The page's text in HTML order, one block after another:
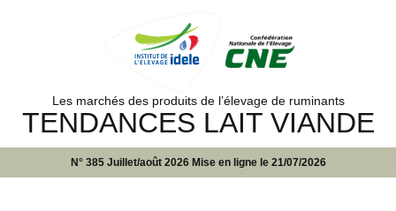
Les marchés des produits de l’élevage de ruminants
TENDANCES LAIT VIANDE
N° 385 Juillet/août 2026 Mise en ligne le 21/07/2026